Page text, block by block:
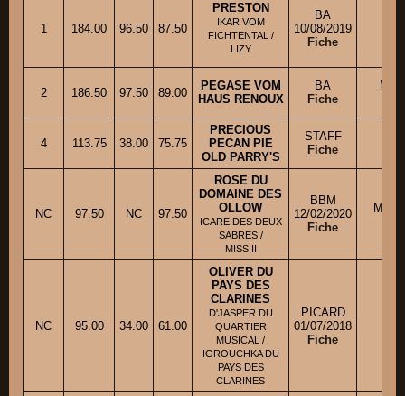
1 184.00 96.50 87.50
PRESTON
IKAR VOM
FICHTENTAL /
LIZY
BA
10/08/2019
Fiche
2 186.50 97.50 89.00
PEGASE VOM
HAUS RENOUX
BA
Fiche
4 113.75 38.00 75.75
PRECIOUS
PECAN PIE
OLD PARRY'S
STAFF
Fiche
NC 97.50 NC 97.50
ROSE DU
DOMAINE DES
OLLOW
ICARE DES DEUX
SABRES /
MISS II
BBM
12/02/2020
Fiche
M.
NC 95.00 34.00 61.00
OLIVER DU
PAYS DES
CLARINES
D'JASPER DU
QUARTIER
MUSICAL /
IGROUCHKA DU
PAYS DES
CLARINES
PICARD
01/07/2018
Fiche